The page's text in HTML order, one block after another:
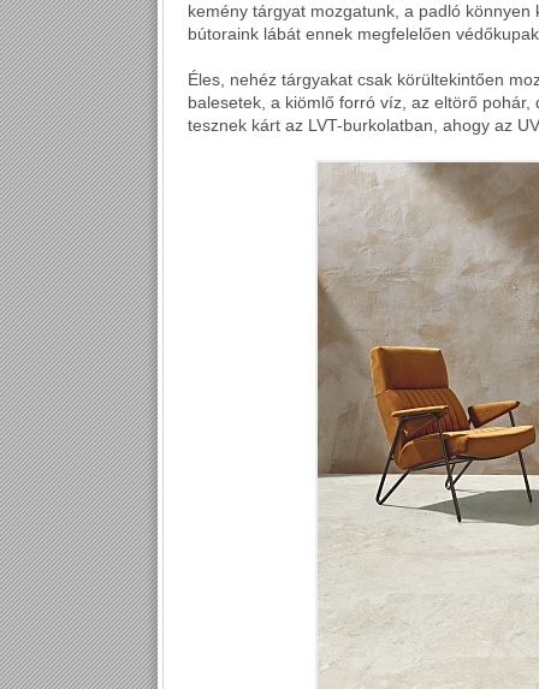
kemény tárgyat mozgatunk, a padló
bútoraink lábát ennek megfelelően
Éles, nehéz tárgyakat csak körültekintően
balesetek, a kiömlő forró víz, az eltörő
tesznek kárt az LVT-burkolatban, ahogy az